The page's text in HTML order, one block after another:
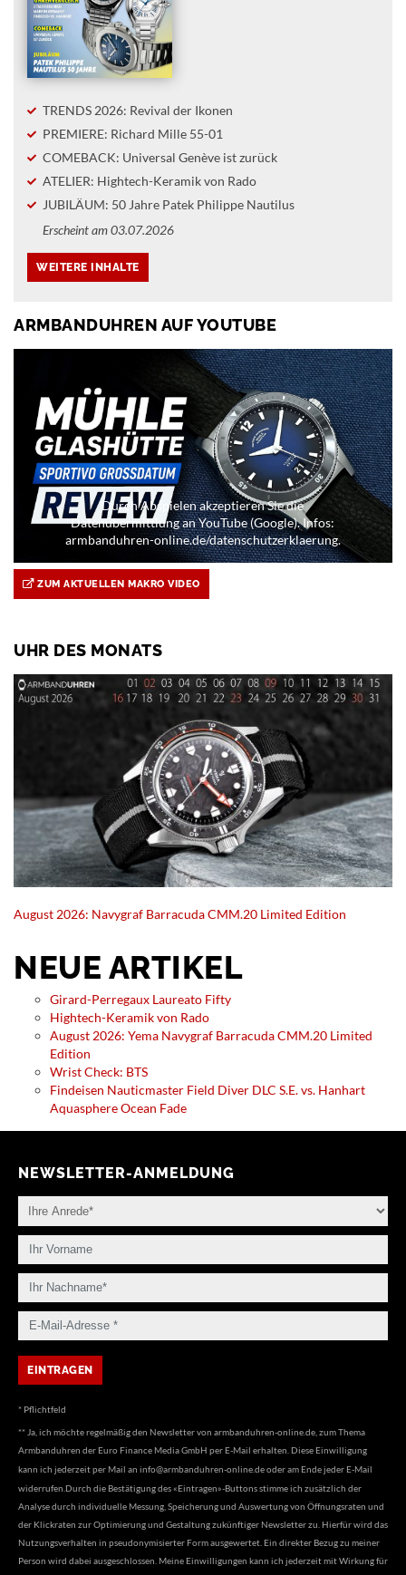
TRENDS 2026: Revival der Ikonen
PREMIERE: Richard Mille 55-01
COMEBACK: Universal Genève ist zurück
ATELIER: Hightech-Keramik von Rado
JUBILÄUM: 50 Jahre Patek Philippe Nautilus
Erscheint am 03.07.2026
ARMBANDUHREN AUF YOUTUBE
Durch Abspielen akzeptieren Sie die
Datenübermittlung an YouTube (Google). Infos:
armbanduhren-online.de/datenschutzerklaerung.
ZUM AKTUELLEN MAKRO VIDEO
UHR DES MONATS
August 2026: Navygraf Barracuda CMM.20 Limited Edition
NEUE ARTIKEL
Girard-Perregaux Laureato Fifty
Hightech-Keramik von Rado
August 2026: Yema Navygraf Barracuda CMM.20 Limited
Edition
Wrist Check: BTS
Findeisen Nauticmaster Field Diver DLC S.E. vs. Hanhart
Aquasphere Ocean Fade
NEWSLETTER-ANMELDUNG
* Pflichtfeld
** Ja, ich möchte regelmäßig den Newsletter von armbanduhren-online.de, zum Thema
Armbanduhren der Euro Finance Media GmbH per E-Mail erhalten. Diese Einwilligung
kann ich jederzeit per Mail an info@armbanduhren-online.deoder am Ende jeder E-Mail
widerrufen.Durch die Bestätigung des «Eintragen»-Buttons stimme ich zusätzlich der
Analyse durch individuelle Messung, Speicherung und Auswertung von Öffnungsraten und
der Klickraten zur Optimierung und Gestaltung zukünftiger Newsletter zu. Hierfür wird das
Nutzungsverhalten in pseudonymisierter Form ausgewertet. Ein direkter Bezug zu meiner
Person wird dabei ausgeschlossen. Meine Einwilligungen kann ich jederzeit mit Wirkung für